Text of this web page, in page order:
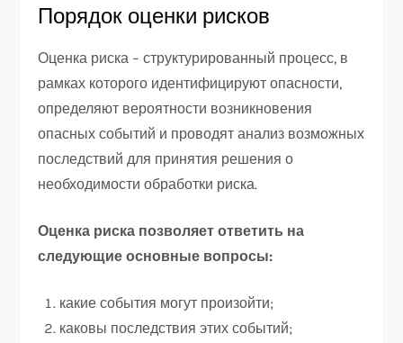
Порядок оценки рисков
Оценка риска – структурированный процесс, в
рамках которого идентифицируют опасности,
определяют вероятности возникновения
опасных событий и проводят анализ возможных
последствий для принятия решения о
необходимости обработки риска.
Оценка риска позволяет ответить на
следующие основные вопросы:
какие события могут произойти;
каковы последствия этих событий;